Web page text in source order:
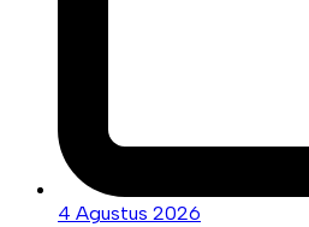
4 Agustus 2026